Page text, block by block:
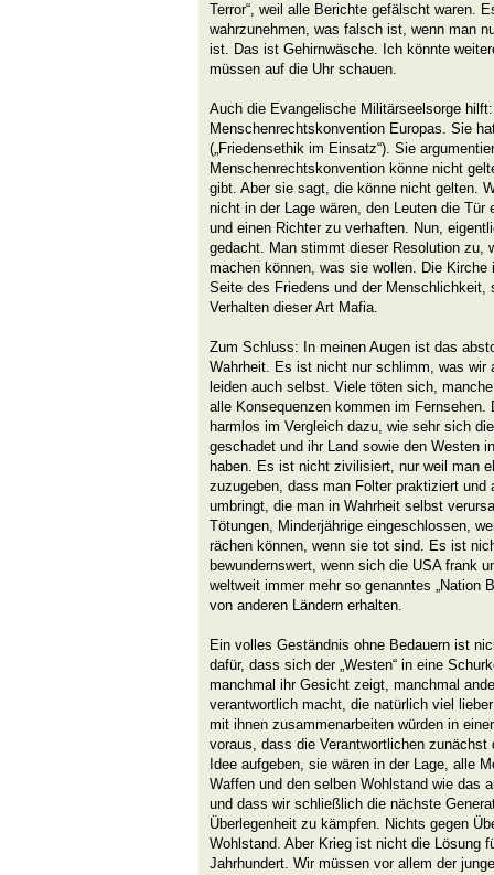
Terror“, weil alle Berichte gefälscht waren.
wahrzunehmen, was falsch ist, wenn man
ist. Das ist Gehirnwäsche. Ich könnte
müssen auf die Uhr schauen.
Auch die Evangelische Militärseelsorge
Menschenrechtskonvention Europas. Sie
(„Friedensethik im Einsatz“). Sie
Menschenrechtskonvention könne nicht
gibt. Aber sie sagt, die könne nicht gelten.
nicht in der Lage wären, den Leuten die Tür
und einen Richter zu verhaften. Nun,
gedacht. Man stimmt dieser Resolution zu,
machen können, was sie wollen. Die
Seite des Friedens und der
Verhalten dieser Art Mafia.
Zum Schluss: In meinen Augen ist das
Wahrheit. Es ist nicht nur schlimm, was wir
leiden auch selbst. Viele töten sich,
alle Konsequenzen kommen im Fernsehen.
harmlos im Vergleich dazu, wie sehr sich
geschadet und ihr Land sowie den Westen
haben. Es ist nicht zivilisiert, nur weil man
zuzugeben, dass man Folter praktiziert und
umbringt, die man in Wahrheit selbst
Tötungen, Minderjährige eingeschlossen,
rächen können, wenn sie tot sind. Es ist
bewundernswert, wenn sich die USA frank
weltweit immer mehr so genanntes „Nation
von anderen Ländern erhalten.
Ein volles Geständnis ohne Bedauern ist
dafür, dass sich der „Westen“ in eine
manchmal ihr Gesicht zeigt, manchmal
verantwortlich macht, die natürlich viel
mit ihnen zusammenarbeiten würden in
voraus, dass die Verantwortlichen
Idee aufgeben, sie wären in der Lage, alle
Waffen und den selben Wohlstand wie das
und dass wir schließlich die nächste
Überlegenheit zu kämpfen. Nichts gegen
Wohlstand. Aber Krieg ist nicht die Lösung
Jahrhundert. Wir müssen vor allem der